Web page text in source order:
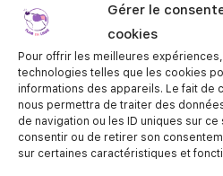
Gérer le
cookies
Pour offrir les meilleures
technologies telles que les cookies
informations des appareils. Le fait de
nous permettra de traiter des
de navigation ou les ID uniques sur ce
consentir ou de retirer son
sur certaines caractéristiques et
caches dans la zone,
des recherches en s’adaptant
Son travail inclu la définition des
de la désignation.
Sauf que :